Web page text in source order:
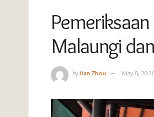
Pemeriksaan
Malaungi
byHan Zhou May 8, 2026